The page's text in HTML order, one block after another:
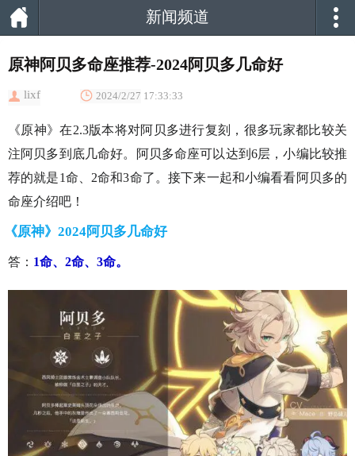
新闻频道
原神阿贝多命座推荐-2024阿贝多几命好
lixf 2024/2/27 17:33:33
《原神》在2.3版本将对阿贝多进行复刻，很多玩家都比较关
注阿贝多到底几命好。阿贝多命座可以达到6层，小编比较推
荐的就是1命、2命和3命了。接下来一起和小编看看阿贝多的
命座介绍吧！
《原神》2024阿贝多几命好
答： 1命、2命、3命。